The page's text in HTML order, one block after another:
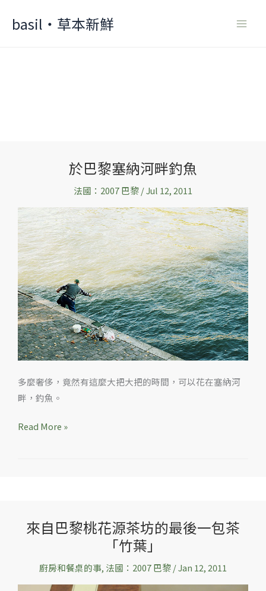
basil‧草本新鮮
於巴黎塞納河畔釣魚
法國：2007 巴黎/Jul 12, 2011
多麼奢侈，竟然有這麼大把大把的時間，可以花在塞納河
畔，釣魚。
塞
納
河
畔
釣
魚
Read More »
來自巴黎桃花源茶坊的最後一包茶
「竹葉」
廚房和餐桌的事, 法國：2007 巴黎/Jan 12, 2011